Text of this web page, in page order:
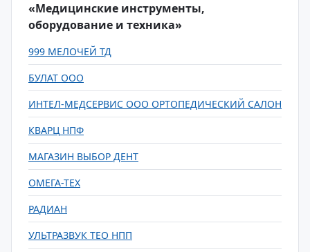
«Медицинские инструменты,
оборудование и техника»
999 МЕЛОЧЕЙ ТД
БУЛАТ ООО
ИНТЕЛ-МЕДСЕРВИС ООО ОРТОПЕДИЧЕСКИЙ САЛОН
КВАРЦ НПФ
МАГАЗИН ВЫБОР ДЕНТ
ОМЕГА-ТЕХ
РАДИАН
УЛЬТРАЗВУК ТЕО НПП